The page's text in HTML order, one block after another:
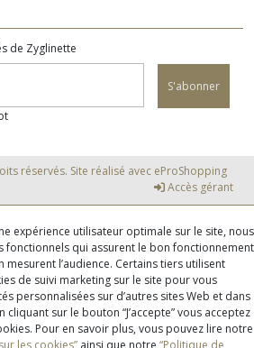
de Zyglinette
S'abonner
réservés. Site réalisé avec eProShopping
Accès gérant
expérience utilisateur optimale sur le site, nous
fonctionnels qui assurent le bon fonctionnement
mesurent l’audience. Certains tiers utilisent
de suivi marketing sur le site pour vous
personnalisées sur d’autres sites Web et dans
cliquant sur le bouton “J’accepte” vous acceptez
Pour en savoir plus, vous pouvez lire notre
les cookies” ainsi que notre “Politique de